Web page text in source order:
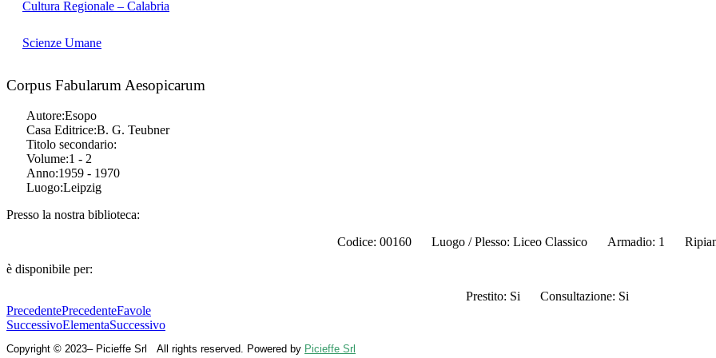
Cultura Regionale – Calabria
Scienze Umane
Corpus Fabularum Aesopicarum
Autore:Esopo
Casa Editrice:B. G. Teubner
Titolo secondario:
Volume:1 - 2
Anno:1959 - 1970
Luogo:Leipzig
Presso la nostra biblioteca:
Codice: 00160
Luogo / Plesso: Liceo Classico Armadio: 1
è disponibile per:
Prestito: Si
Consultazione: Si
PrecedentePrecedenteFavole
SuccessivoElementaSuccessivo
Copyright © 2023– Picieffe Srl All rights reserved. Powered by Picieffe Srl